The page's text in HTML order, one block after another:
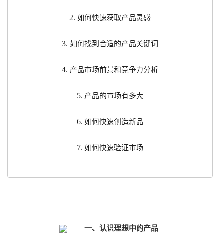
2. 如何快速获取产品灵感
3. 如何找到合适的产品关键词
4. 产品市场前景和竞争力分析
5. 产品的市场有多大
6. 如何快速创造新品
7. 如何快速验证市场
一、认识理想中的产品